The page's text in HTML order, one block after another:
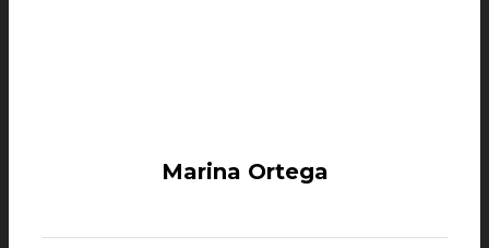
Marina Ortega